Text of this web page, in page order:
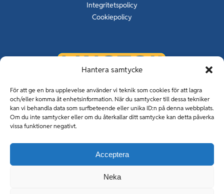
Hantera samtycke
För att ge en bra upplevelse använder vi teknik som cookies för att lagra
och/eller komma åt enhetsinformation. När du samtycker till dessa tekniker
kan vi behandla data som surfbeteende eller unika ID:n på denna webbplats.
Om du inte samtycker eller om du återkallar ditt samtycke kan detta påverka
vissa funktioner negativt.
Acceptera
Neka
Integritetspolicy
Cookiepolicy
KUNSKAP OM GOLV SEDAN 1929
Linotolgolv & Linotol Fogfria
Holmqvist entreprenad